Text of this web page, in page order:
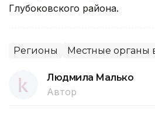
Глубоковского района.
Регионы Местные органы
Людмила Малько
Автор